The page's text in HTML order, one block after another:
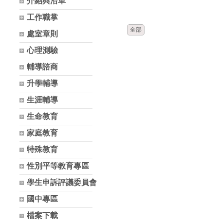
工作職掌
處室章則
心理測驗
輔導諮商
升學輔導
生涯輔導
生命教育
家庭教育
特殊教育
性別平等教育專區
學生申訴評議委員會
國中專區
檔案下載
全部